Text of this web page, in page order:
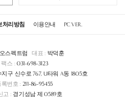
처리방침 이용안내 PC VER.
스펙트럼 대표 : 박덕훈
팩스 : 031-698-3123
구 신수로 767, U타워 A동 1805호
번호 : 211-86-95455
고 : 경기성남 제 0589호